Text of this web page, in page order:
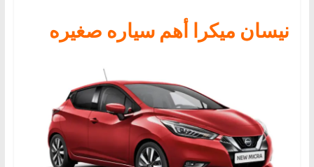
نيسان ميكرا أهم سياره صغيره